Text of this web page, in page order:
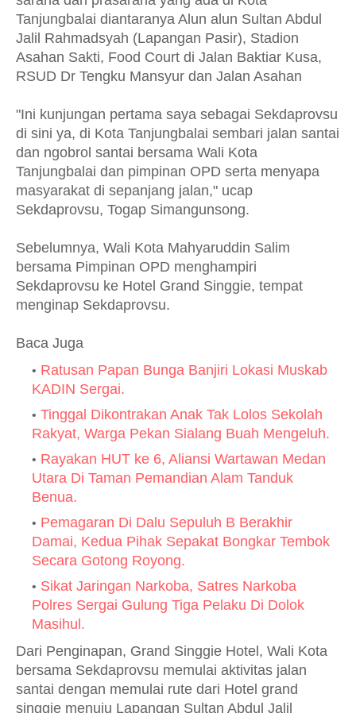
Tanjungbalai diantaranya Alun alun Sultan Abdul
Jalil Rahmadsyah (Lapangan Pasir), Stadion
Asahan Sakti, Food Court di Jalan Baktiar Kusa,
RSUD Dr Tengku Mansyur dan Jalan Asahan
"Ini kunjungan pertama saya sebagai Sekdaprovsu
di sini ya, di Kota Tanjungbalai sembari jalan santai
dan ngobrol santai bersama Wali Kota
Tanjungbalai dan pimpinan OPD serta menyapa
masyarakat di sepanjang jalan," ucap
Sekdaprovsu, Togap Simangunsong.
Sebelumnya, Wali Kota Mahyaruddin Salim
bersama Pimpinan OPD menghampiri
Sekdaprovsu ke Hotel Grand Singgie, tempat
menginap Sekdaprovsu.
Baca Juga
Ratusan Papan Bunga Banjiri Lokasi Muskab
KADIN Sergai.
Tinggal Dikontrakan Anak Tak Lolos Sekolah
Rakyat, Warga Pekan Sialang Buah Mengeluh.
Rayakan HUT ke 6, Aliansi Wartawan Medan
Utara Di Taman Pemandian Alam Tanduk
Benua.
Pemagaran Di Dalu Sepuluh B Berakhir
Damai, Kedua Pihak Sepakat Bongkar Tembok
Secara Gotong Royong.
Sikat Jaringan Narkoba, Satres Narkoba
Polres Sergai Gulung Tiga Pelaku Di Dolok
Masihul.
Dari Penginapan, Grand Singgie Hotel, Wali Kota
bersama Sekdaprovsu memulai aktivitas jalan
santai dengan memulai rute dari Hotel grand
singgie menuju Lapangan Sultan Abdul Jalil